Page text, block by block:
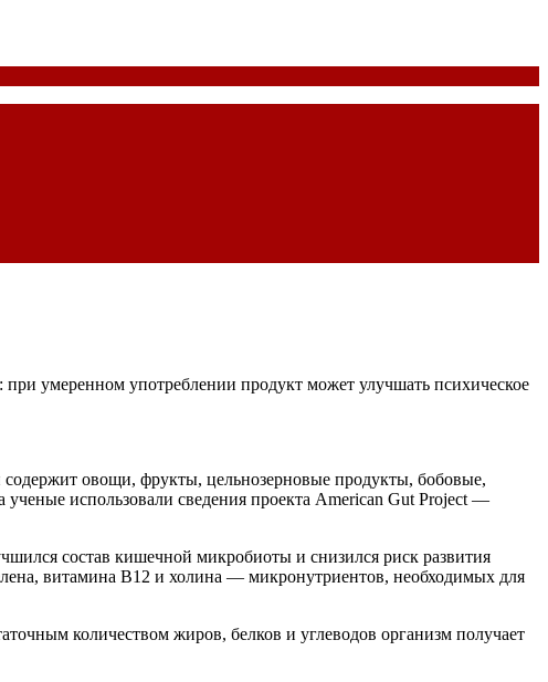
умеренном употреблении продукт может улучшать психическое
овощи, фрукты, цельнозерновые продукты, бобовые,
использовали сведения проекта American Gut Project —
состав кишечной микробиоты и снизился риск развития
витамина B12 и холина — микронутриентов, необходимых для
количеством жиров, белков и углеводов организм получает